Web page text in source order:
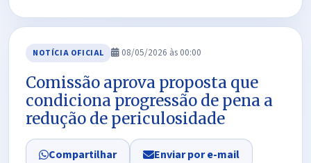
NOTÍCIA OFICIAL 08/05/2026 às 00:00
Comissão aprova proposta que
condiciona progressão de pena a
redução de periculosidade
Compartilhar Enviar por e-mail